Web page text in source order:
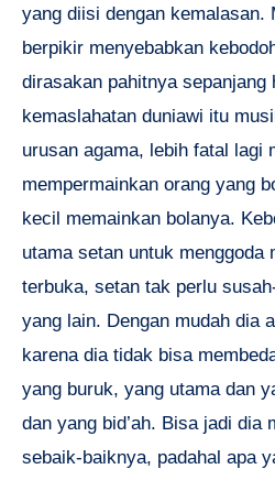
yang diisi dengan kemalasan.
berpikir menyebabkan
dirasakan pahitnya sepanjang
kemaslahatan duniawi itu
urusan agama, lebih fatal lagi
mempermainkan orang yang
kecil memainkan bolanya.
utama setan untuk menggoda
terbuka, setan tak perlu
yang lain. Dengan mudah dia
karena dia tidak bisa
yang buruk, yang utama dan
dan yang bid’ah. Bisa jadi dia
sebaik-baiknya, padahal apa